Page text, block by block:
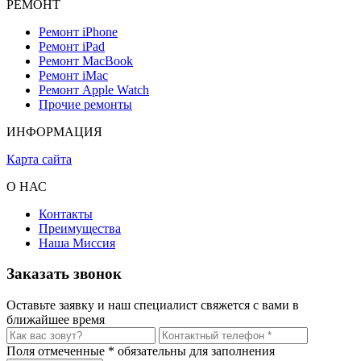
РЕМОНТ
Ремонт iPhone
Ремонт iPad
Ремонт MacBook
Ремонт iMac
Ремонт Apple Watch
Прочие ремонты
ИНФОРМАЦИЯ
Карта сайта
О НАС
Контакты
Преимущества
Наша Миссия
Заказать звонок
Оставьте заявку и наш специалист свяжется с вами в
ближайшее время
Поля отмеченные * обязательны для заполнения